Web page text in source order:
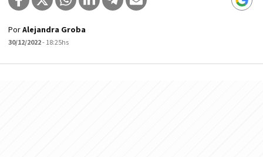
PorAlejandra Groba
30/12/2022- 18:25hs